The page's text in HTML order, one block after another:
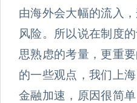
由海外会大幅的流入
风险。所以说在制度
思熟虑的考量，更重
的一些观点，我们上
金融加速，原因很简